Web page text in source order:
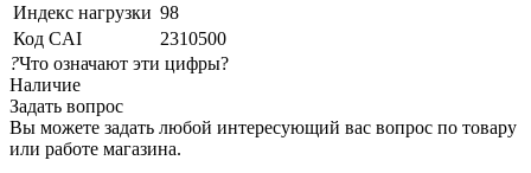
Индекс нагрузки 98
Код CAI
2310500
?Что означают эти цифры?
Наличие
Задать вопрос
Вы можете задать любой интересующий вас вопрос по товару
или работе магазина.